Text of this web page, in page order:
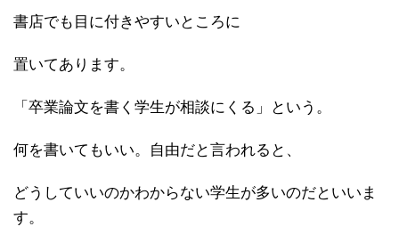
書店でも目に付きやすいところに
置いてあります。
「卒業論文を書く学生が相談にくる」という。
何を書いてもいい。自由だと言われると、
どうしていいのかわからない学生が多いのだといいま
す。